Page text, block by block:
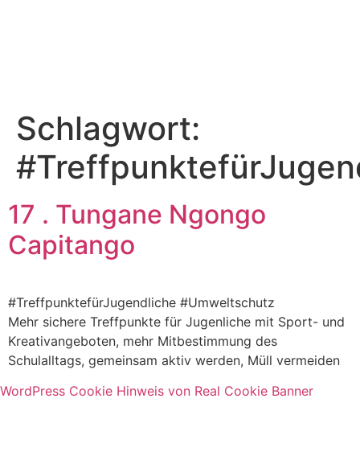
Schlagwort:
17 . Tungane Ngongo
Capitango
#TreffpunktefürJugendliche #Umweltschutz
Mehr sichere Treffpunkte für Jugenliche mit Sport- und
Kreativangeboten, mehr Mitbestimmung des
Schulalltags, gemeinsam aktiv werden, Müll vermeiden
WordPress Cookie Hinweis von Real Cookie Banner